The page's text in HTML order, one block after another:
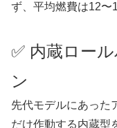
ず、平均燃費は12〜
✅ 内蔵ロー
ン
先代モデルにあった
だけ作動する内蔵型